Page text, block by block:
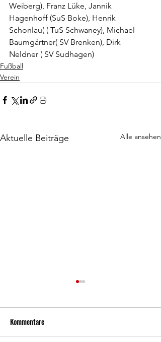
Weiberg), Franz Lüke, Jannik
Hagenhoff (SuS Boke), Henrik
Schonlau( ( TuS Schwaney), Michael
Baumgärtner( SV Brenken), Dirk
Neldner ( SV Sudhagen)
Fußball
Verein
Aktuelle Beiträge Alle ansehen
Kommentare